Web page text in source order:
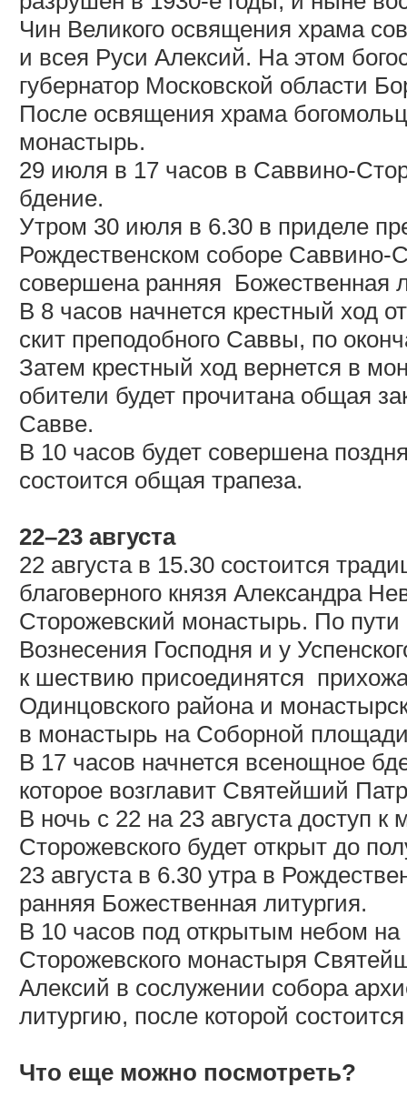
Чин Великого освящения храма
и всея Руси Алексий. На этом
губернатор Московской области
После освящения храма
монастырь.
29 июля в 17 часов в Саввино-
бдение.
Утром 30 июля в 6.30 в приделе
Рождественском соборе Саввино-
совершена ранняя Божественная
В 8 часов начнется крестный ход
скит преподобного Саввы, по
Затем крестный ход вернется в
обители будет прочитана общая
Савве.
В 10 часов будет совершена
состоится общая трапеза.
22–23 августа
22 августа в 15.30 состоится
благоверного князя Александра
Сторожевский монастырь. По пути
Вознесения Господня и у
к шествию присоединятся
Одинцовского района и
в монастырь на Соборной
В 17 часов начнется всенощное
которое возглавит Святейший
В ночь с 22 на 23 августа доступ
Сторожевского будет открыт до
23 августа в 6.30 утра в
ранняя Божественная литургия.
В 10 часов под открытым небом
Сторожевского монастыря
Алексий в сослужении собора
литургию, после которой
Что еще можно посмотреть?